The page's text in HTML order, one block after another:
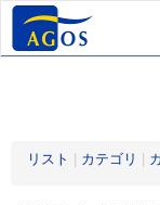
リスト カテゴリ